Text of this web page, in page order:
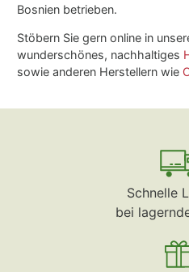
Bosnien betrieben.
Stöbern Sie gern online in
wunderschönes, nachhaltiges
sowie anderen Herstellern wie
Schnelle
bei